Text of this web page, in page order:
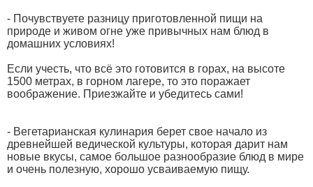
- Почувствуете разницу приготовленной пищи на
природе и живом огне уже привычных нам блюд в
домашних условиях!
Если учесть, что всё это готовится в горах, на высоте
1500 метрах, в горном лагере, то это поражает
воображение. Приезжайте и убедитесь сами!
- Вегетарианская кулинария берет свое начало из
древнейшей ведической культуры, которая дарит нам
новые вкусы, самое большое разнообразие блюд в мире
и очень полезную, хорошо усваиваемую пищу.